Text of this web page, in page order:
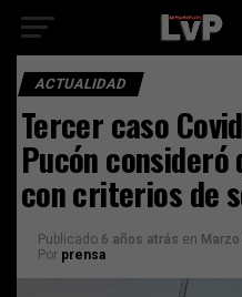
ACTUALIDAD
Tercer caso
Pucón consideró
con criterios de
Publicado 6 años atrás en
Por prensa